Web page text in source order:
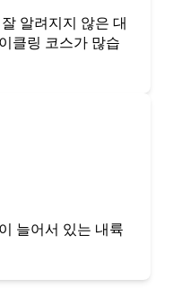
알려지지 않은 대
클링 코스가 많습
늘어서 있는 내륙